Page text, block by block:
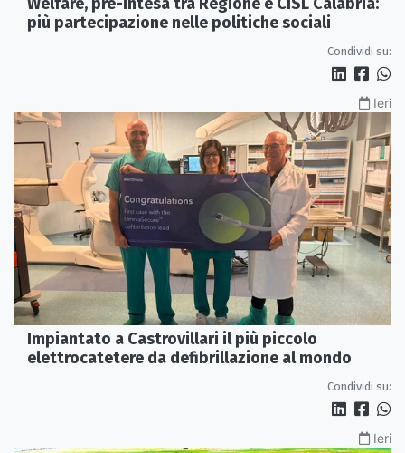
più partecipazione nelle politiche sociali
Condividi su:
Ieri
Impiantato a Castrovillari il più piccolo
elettrocatetere da defibrillazione al mondo
Condividi su:
Ieri